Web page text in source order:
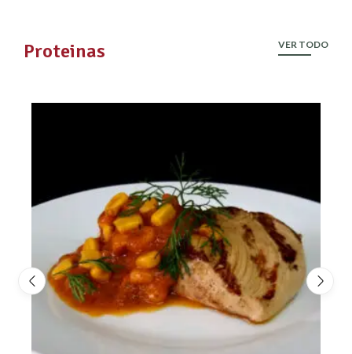
Proteinas VER TODO